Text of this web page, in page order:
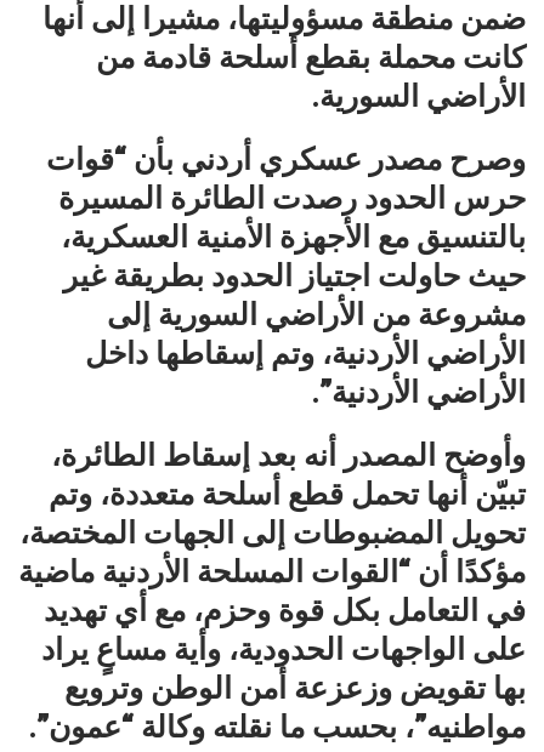
ضمن منطقة مسؤوليتها، مشيرا إلى أنها
كانت محملة بقطع أسلحة قادمة من
الأراضي السورية.
وصرح مصدر عسكري أردني بأن “قوات
حرس الحدود رصدت الطائرة المسيرة
بالتنسيق مع الأجهزة الأمنية العسكرية،
حيث حاولت اجتياز الحدود بطريقة غير
مشروعة من الأراضي السورية إلى
الأراضي الأردنية، وتم إسقاطها داخل
الأراضي الأردنية”.
وأوضح المصدر أنه بعد إسقاط الطائرة،
تبيّن أنها تحمل قطع أسلحة متعددة، وتم
تحويل المضبوطات إلى الجهات المختصة،
مؤكدًا أن “القوات المسلحة الأردنية ماضية
في التعامل بكل قوة وحزم، مع أي تهديد
على الواجهات الحدودية، وأية مساعٍ يراد
بها تقويض وزعزعة أمن الوطن وترويع
مواطنيه”، بحسب ما نقلته وكالة “عمون”.